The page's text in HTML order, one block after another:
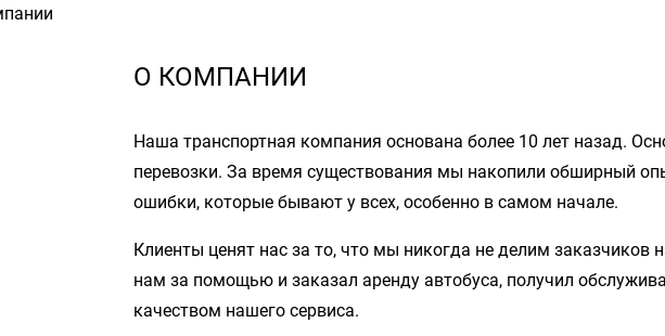
О КОМПАНИИ
Наша транспортная компания основана более 10 лет назад.
перевозки. За время существования мы накопили обширный
ошибки, которые бывают у всех, особенно в самом начале.
Клиенты ценят нас за то, что мы никогда не делим
нам за помощью и заказал аренду автобуса, получил
качеством нашего сервиса.